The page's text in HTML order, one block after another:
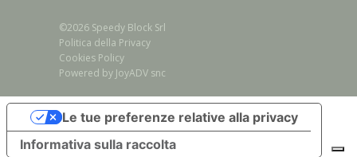
©2026 Speedy Block Srl
Politica della Privacy
Cookies Policy
Powered by JoyADV snc
Serie acciaio inox/Sistema di serraggio Forma A/AX - E/EX
Serie acciaio inox/Sistema di serraggio Forma B/BX - F/FX
Serie acciaio inox/Sistema di serraggio Forma AL/ALX - EL/ELX
Serie acciaio inox/Sistema di serraggio Forma BL/BLX - FL/FLX
Informativa sulla raccolta
Le tue preferenze relative alla privacy